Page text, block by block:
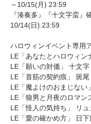
～10/15(月) 23:59
『湊奏多』『十文字蛮
10/14(日) 23:59
ハロウィンイベント専用
LE「あなたとハロウィ
LE「願いの対価」 十文
LE「首筋の契約痕」 斑
LE「魔よけのおまじな
LE「狼男と月夜のロマン
LE「怪人の気持ち」 リュ
LE「愛の確かめ方」 日